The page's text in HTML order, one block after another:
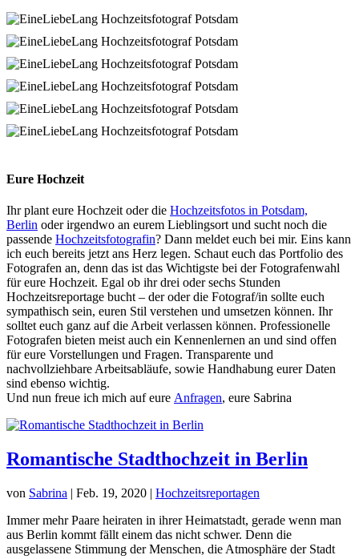
Eure Hochzeit
Ihr plant eure Hochzeit oder die Hochzeitsfotos in Potsdam,
Berlin oder irgendwo an eurem Lieblingsort und sucht noch die
passende Hochzeitsfotografin? Dann meldet euch bei mir. Eins kann
ich euch bereits jetzt ans Herz legen. Schaut euch das Portfolio des
Fotografen an, denn das ist das Wichtigste bei der Fotografenwahl
für eure Hochzeit. Egal ob ihr drei oder sechs Stunden
Hochzeitsreportage bucht – der oder die Fotograf/in sollte euch
sympathisch sein, euren Stil verstehen und umsetzen können. Ihr
solltet euch ganz auf die Arbeit verlassen können. Professionelle
Fotografen bieten meist auch ein Kennenlernen an und sind offen
für eure Vorstellungen und Fragen. Transparente und
nachvollziehbare Arbeitsabläufe, sowie Handhabung eurer Daten
sind ebenso wichtig.
Und nun freue ich mich auf eure Anfragen, eure Sabrina
Romantische Stadthochzeit in Berlin
von Sabrina | Feb. 19, 2020 | Hochzeitsreportagen
Immer mehr Paare heiraten in ihrer Heimatstadt, gerade wenn man
aus Berlin kommt fällt einem das nicht schwer. Denn die
ausgelassene Stimmung der Menschen, die Atmosphäre der Stadt